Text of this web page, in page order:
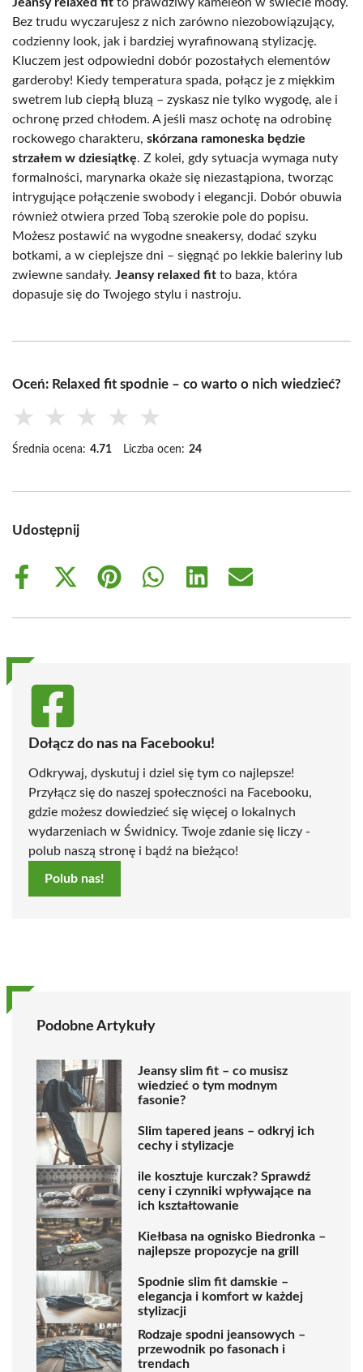
Bez trudu wyczarujesz z nich zarówno niezobowiązujący,
codzienny look, jak i bardziej wyrafinowaną stylizację.
Kluczem jest odpowiedni dobór pozostałych elementów
garderoby! Kiedy temperatura spada, połącz je z miękkim
swetrem lub ciepłą bluzą – zyskasz nie tylko wygodę, ale i
ochronę przed chłodem. A jeśli masz ochotę na odrobinę
rockowego charakteru, skórzana ramoneska będzie
strzałem w dziesiątkę. Z kolei, gdy sytuacja wymaga nuty
formalności, marynarka okaże się niezastąpiona, tworząc
intrygujące połączenie swobody i elegancji. Dobór obuwia
również otwiera przed Tobą szerokie pole do popisu.
Możesz postawić na wygodne sneakersy, dodać szyku
botkami, a w cieplejsze dni – sięgnąć po lekkie baleriny lub
zwiewne sandały. Jeansy relaxed fit to baza, która
dopasuje się do Twojego stylu i nastroju.
Oceń: Relaxed fit spodnie – co warto o nich wiedzieć?
★ ★ ★ ★ ★
Średnia ocena: 4.71 Liczba ocen: 24
Udostępnij
Share
Share
(Twitter)
Share
Share
Share
Share
Dołącz do nas na Facebooku!
Odkrywaj, dyskutuj i dziel się tym co najlepsze!
Przyłącz się do naszej społeczności na Facebooku,
gdzie możesz dowiedzieć się więcej o lokalnych
wydarzeniach w Świdnicy. Twoje zdanie się liczy -
polub naszą stronę i bądź na bieżąco!
Polub nas!
Podobne Artykuły
Jeansy slim fit – co musisz
wiedzieć o tym modnym
fasonie?
Slim tapered jeans – odkryj ich
cechy i stylizacje
ile kosztuje kurczak? Sprawdź
ceny i czynniki wpływające na
ich kształtowanie
Kiełbasa na ognisko Biedronka –
najlepsze propozycje na grill
Spodnie slim fit damskie –
elegancja i komfort w każdej
stylizacji
Rodzaje spodni jeansowych –
przewodnik po fasonach i
trendach